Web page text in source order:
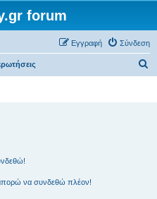
forum
Σύνδεση
Εγγραφή
να συνδεθώ πλέον!